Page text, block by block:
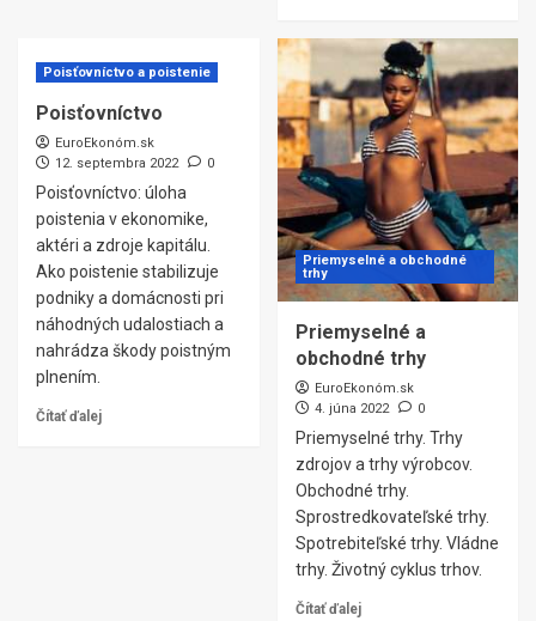
Poisťovníctvo a poistenie
Poisťovníctvo
EuroEkonóm.sk
12. septembra 2022
0
Poisťovníctvo: úloha
poistenia v ekonomike,
aktéri a zdroje kapitálu.
Ako poistenie stabilizuje
podniky a domácnosti pri
náhodných udalostiach a
nahrádza škody poistným
plnením.
Čítať ďalej
Priemyselné a obchodné
trhy
Priemyselné a
obchodné trhy
EuroEkonóm.sk
4. júna 2022
0
Priemyselné trhy. Trhy
zdrojov a trhy výrobcov.
Obchodné trhy.
Sprostredkovateľské trhy.
Spotrebiteľské trhy. Vládne
trhy. Životný cyklus trhov.
Čítať ďalej